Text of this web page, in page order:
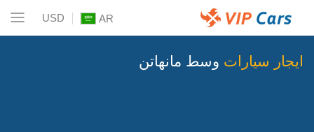
AR
USD
ايجار سيارات وسط مانهاتن